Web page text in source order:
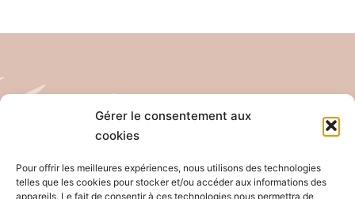
Gérer le consentement aux
cookies
Pour offrir les meilleures expériences, nous utilisons des technologies
telles que les cookies pour stocker et/ou accéder aux informations des
appareils. Le fait de consentir à ces technologies nous permettra de
Tél: 04 26 65 32 19
Email: contact@pro-anim.com